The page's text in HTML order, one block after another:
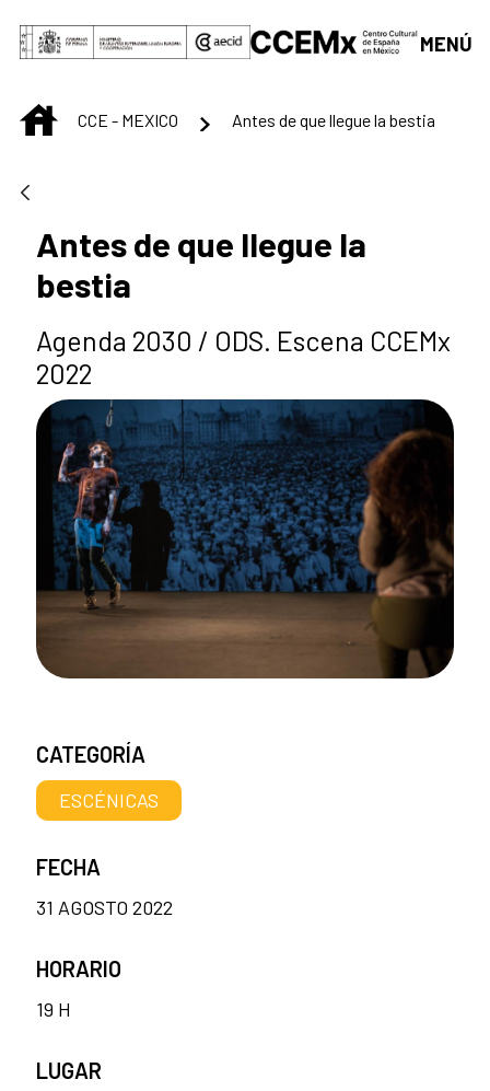
Saltar al contenido principal
MENÚ
INICIOCCE - MEXICO Antes de que llegue la bestia
Antes de que llegue la
bestia
Agenda 2030 / ODS. Escena CCEMx
2022
CATEGORÍA
ESCÉNICAS
FECHA
31 AGOSTO 2022
HORARIO
19 H
LUGAR